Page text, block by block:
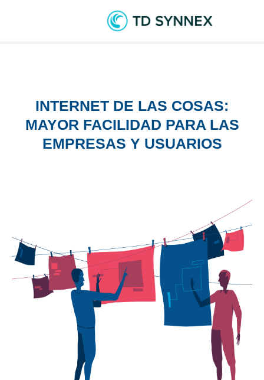
INTERNET DE LAS COSAS:
MAYOR FACILIDAD PARA LAS
EMPRESAS Y USUARIOS